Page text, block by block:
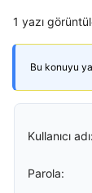
1 yazı
Bu konuyu
Kullanıcı adı:
Parola: